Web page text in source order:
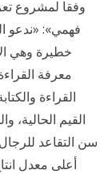
وفقا لمشروع
خطيرة وهي
القيم الحالية،
سن التقاعد